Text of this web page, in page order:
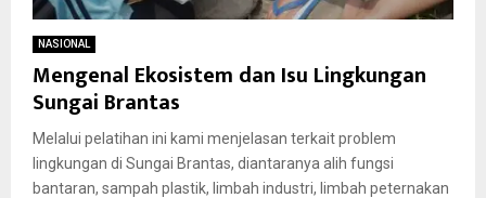
NASIONAL
Mengenal Ekosistem dan Isu Lingkungan
Sungai Brantas
Melalui pelatihan ini kami menjelasan terkait problem
lingkungan di Sungai Brantas, diantaranya alih fungsi
bantaran, sampah plastik, limbah industri, limbah peternakan